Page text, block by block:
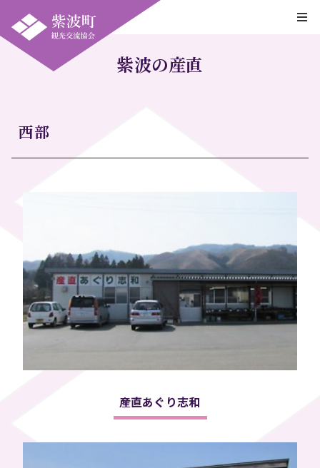
紫波の産直
西部
産直あぐり志和